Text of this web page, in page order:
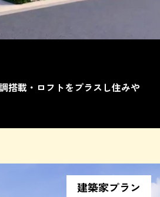
搭載・ロフトをプラスし住みや
建築家プラン